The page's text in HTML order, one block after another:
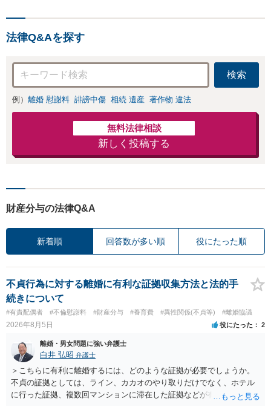
法律Q&Aを探す
検索
例） 離婚 慰謝料 誹謗中傷 相続 遺産 著作物 違法
無料法律相談
新しく投稿する
財産分与の法律Q&A
新着順 回答数が多い順 役にたった順
不貞行為に対する離婚に有利な証拠収集方法と法的手
続きについて
#有責配偶者 #不倫慰謝料 #財産分与 #養育費 #異性関係(不貞等) #離婚協議
2026年8月5日 役にたった 2
離婚・男女問題に強い弁護士
白井 弘昭 弁護士
＞こちらに有利に離婚するには、どのような証拠が必要でしょうか。
不貞の証拠としては、ライン、カカオのやり取りだけでなく、ホテル
に行った証拠、複数回マンションに滞在した証拠などが有効です。 不